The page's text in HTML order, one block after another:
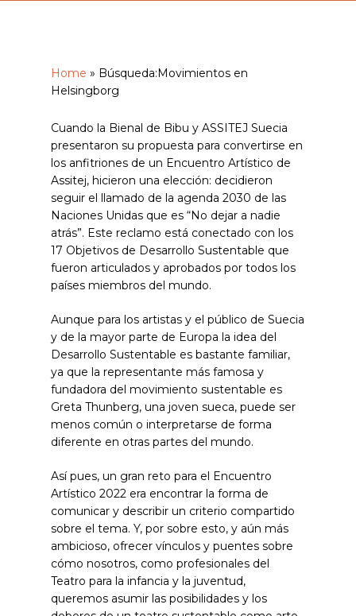
Home » Búsqueda:Movimientos en
Helsingborg
Cuando la Bienal de Bibu y ASSITEJ Suecia
presentaron su propuesta para convertirse en
los anfitriones de un Encuentro Artístico de
Assitej, hicieron una elección: decidieron
seguir el llamado de la agenda 2030 de las
Naciones Unidas que es “No dejar a nadie
atrás”. Este reclamo está conectado con los
17 Objetivos de Desarrollo Sustentable que
fueron articulados y aprobados por todos los
países miembros del mundo.
Aunque para los artistas y el público de Suecia
y de la mayor parte de Europa la idea del
Desarrollo Sustentable es bastante familiar,
ya que la representante más famosa y
fundadora del movimiento sustentable es
Greta Thunberg, una joven sueca, puede ser
menos común o interpretarse de forma
diferente en otras partes del mundo.
Así pues, un gran reto para el Encuentro
Artístico 2022 era encontrar la forma de
comunicar y describir un criterio compartido
sobre el tema. Y, por sobre esto, y aún más
ambicioso, ofrecer vínculos y puentes sobre
cómo nosotros, como profesionales del
Teatro para la infancia y la juventud,
queremos asumir las posibilidades y los